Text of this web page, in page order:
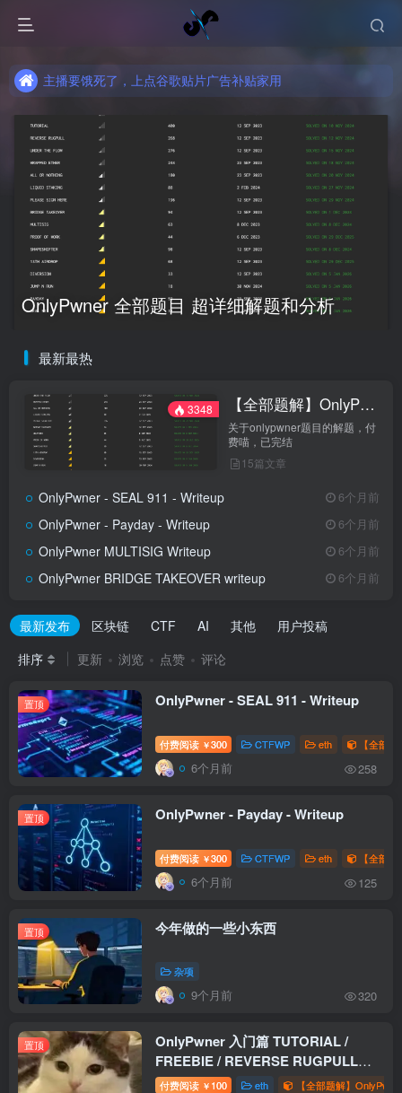
主播要饿死了，上点谷歌贴片广告补贴家用
主播要饿死了，上点谷歌贴片广告补贴家用
OnlyPwner 全部题目 超详细解题和分析
最新最热
3348 【全部题解】OnlyPwner
关于onlypwner题目的解题，付
费喵，已完结
15篇文章
OnlyPwner - SEAL 911 - Writeup 6个月前
OnlyPwner - Payday - Writeup 6个月前
OnlyPwner MULTISIG Writeup 6个月前
OnlyPwner BRIDGE TAKEOVER writeup 6个月前
最新发布 区块链 CTF AI 其他
用户投稿
排序
更新 浏览 点赞 评论
置顶 OnlyPwner - SEAL 911 - Writeup
付费阅读 ￥300 CTFWP eth 【全部
6个月前 258
置顶 OnlyPwner - Payday - Writeup
付费阅读 ￥300 CTFWP eth 【全部
6个月前 125
置顶 今年做的一些小东西
杂项
9个月前 320
置顶
OnlyPwner 入门篇 TUTORIAL /
FREEBIE / REVERSE RUGPULL
WriteUp
付费阅读 ￥ 100 eth 【全部题解】